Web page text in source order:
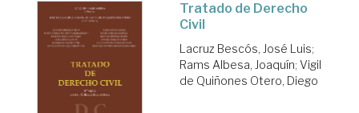
Tratado de Derecho
Civil
Lacruz Bescós, José Luis;
Rams Albesa, Joaquín; Vigil
de Quiñones Otero, Diego